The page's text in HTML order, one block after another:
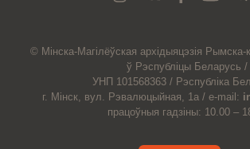
© Мiнска-Магiлёўская архiдыяцэзiя Рымска-
ў Рэспубліцы Беларусь /
УНП 101568363 / Рэспубліка
г. Мінск, вул. Рэвалюцыйная, 1а / e-mail:
працоўныя гадзіны: 10.00 –